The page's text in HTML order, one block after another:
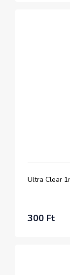
Ultra Clear
300 Ft